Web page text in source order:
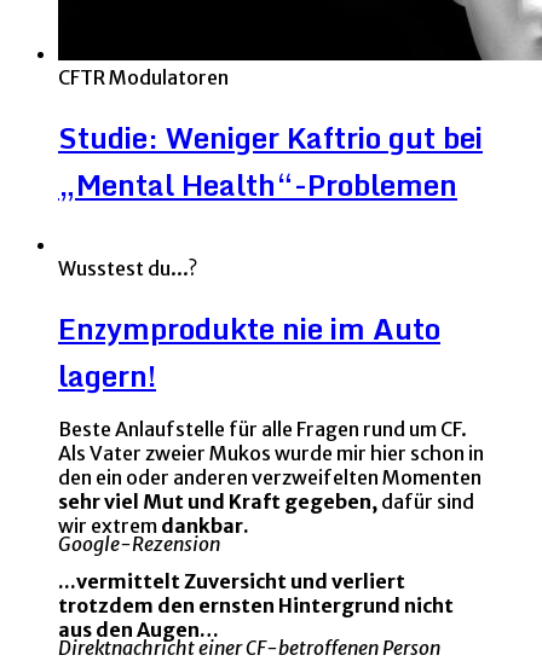
CFTR Modulatoren
Studie: Weniger Kaftrio gut bei
„Mental Health“-Problemen
Wusstest du...?
Enzymprodukte nie im Auto
lagern!
Beste Anlaufstelle für alle Fragen rund um CF.
Als Vater zweier Mukos wurde mir hier schon in
den ein oder anderen verzweifelten Momenten
sehr viel Mut und Kraft gegeben, dafür sind
wir extrem dankbar.
Google-Rezension
...vermittelt Zuversicht und verliert
trotzdem den ernsten Hintergrund nicht
aus den Augen…
Direktnachricht einer CF-betroffenen Person